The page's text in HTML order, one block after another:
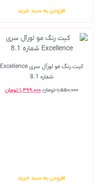
افزودن به سبد خرید
کیت رنگ مو لورآل سری Excellence
شماره 8.1
۱,۵۵۰,۰۰۰تومان۱,۴۹۹,۰۰۰ تومان
افزودن به سبد خرید